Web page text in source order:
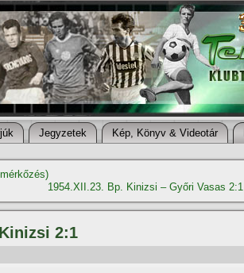
Jegyzetek Kép, Könyv & Videotár
1954.XII.23. Bp. Kinizsi – Győri Vasas 2:1
2:1